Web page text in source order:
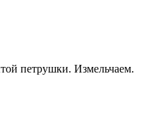
петрушки. Измельчаем.